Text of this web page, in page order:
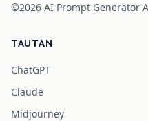
©2026 AI Prompt Generator
TAUTAN
ChatGPT
Claude
Midjourney